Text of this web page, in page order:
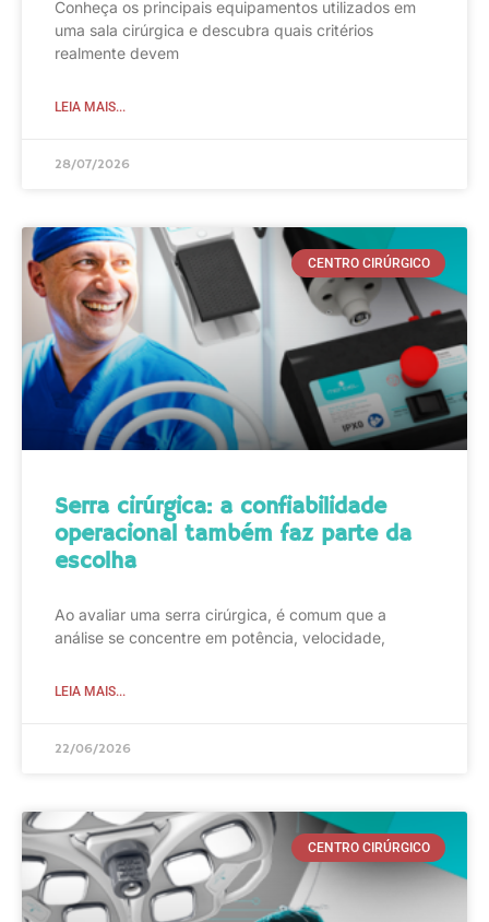
Conheça os principais equipamentos utilizados em
uma sala cirúrgica e descubra quais critérios
realmente devem
LEIA MAIS...
28/07/2026
CENTRO CIRÚRGICO
Serra cirúrgica: a confiabilidade
operacional também faz parte da
escolha
Ao avaliar uma serra cirúrgica, é comum que a
análise se concentre em potência, velocidade,
LEIA MAIS...
22/06/2026
CENTRO CIRÚRGICO